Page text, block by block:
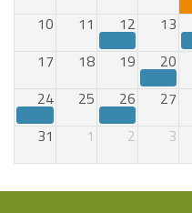
10
11 12 13
17
18 19 20
24
25 26 27
31
1 2 3